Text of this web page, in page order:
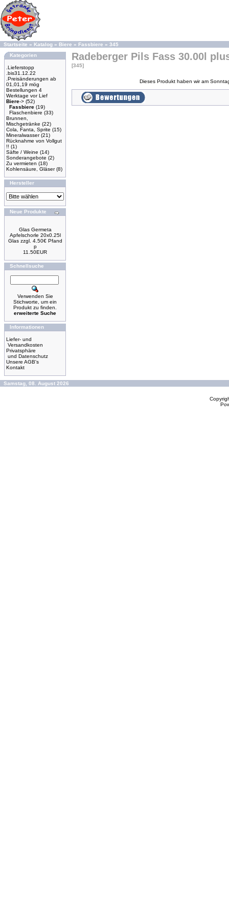
Startseite » Katalog » Biere » Fassbiere » 345
Kategorien
.Lieferstopp
.bis31.12.22
.Preisänderungen ab
01,01,19 mög
Bestellungen 4
Werktage vor Lief
Biere-> (52)
Fassbiere (19)
Flaschenbiere (33)
Brunnen,
Mischgetränke (22)
Cola, Fanta, Sprite (15)
Mineralwasser(21)
Rücknahme von Vollgut
!! (1)
Säfte / Weine (14)
Sonderangebote (2)
Zu vermieten (18)
Kohlensäure, Gläser(8)
Hersteller
Neue Produkte
Glas Germeta
Apfelschorle 20x0.25l
Glas zzgl. 4.50€ Pfand
p
11.50EUR
Schnellsuche
Verwenden Sie
Stichworte, um ein
Produkt zu finden.
erweiterte Suche
Informationen
Liefer- und
Versandkosten
Privatsphäre
und Datenschutz
Unsere AGB's
Kontakt
Radeberger Pils Fass 30.00l
[345]
Dieses Produkt haben wir am
Samstag, 08. August 2026